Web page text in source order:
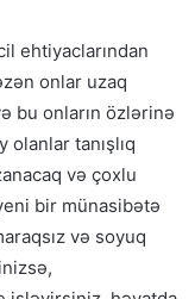
ehtiyaclarından
onlar uzaq
bu onların özlərinə
tanışlıq
və çoxlu
bir münasibətə
və soyuq